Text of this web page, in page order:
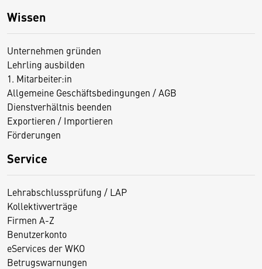
Wissen
Unternehmen gründen
Lehrling ausbilden
1. Mitarbeiter:in
Allgemeine Geschäftsbedingungen / AGB
Dienstverhältnis beenden
Exportieren / Importieren
Förderungen
Service
Lehrabschlussprüfung / LAP
Kollektivverträge
Firmen A-Z
Benutzerkonto
eServices der WKO
Betrugswarnungen